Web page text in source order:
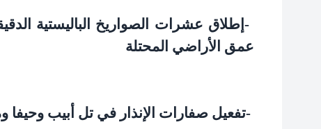
- إطلاق عشرات الصواريخ الباليستية
عمق الأراضي المحتلة
-تفعيل صفارات الإنذار في تل أبيب